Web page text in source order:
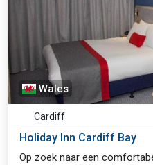
Wales
Cardiff
Holiday Inn Cardiff Bay
Op zoek naar een